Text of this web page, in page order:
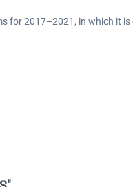
2017–2021, in which it